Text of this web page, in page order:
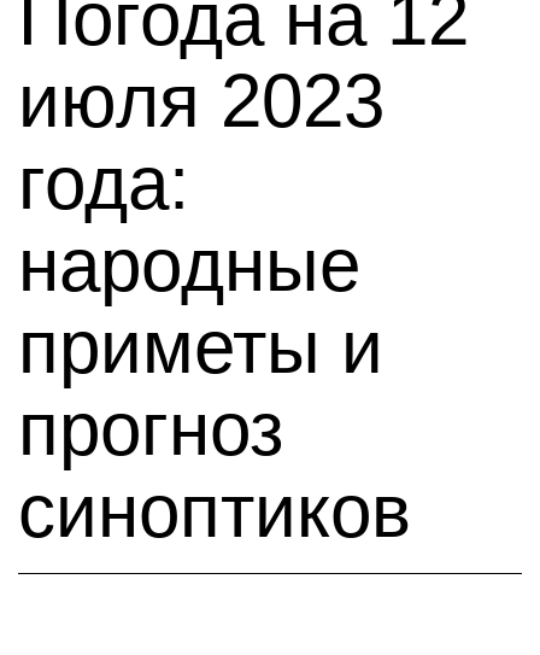
Погода на 12
июля 2023
года:
народные
приметы и
прогноз
синоптиков